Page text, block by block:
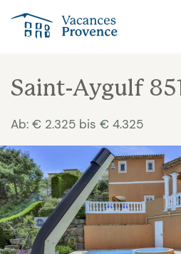
Saint-Aygulf 851
Ab: € 2.325 bis € 4.325